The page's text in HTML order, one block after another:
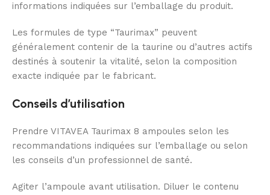
informations indiquées sur l’emballage du produit.
Les formules de type “Taurimax” peuvent
généralement contenir de la taurine ou d’autres actifs
destinés à soutenir la vitalité, selon la composition
exacte indiquée par le fabricant.
Conseils d’utilisation
Prendre VITAVEA Taurimax 8 ampoules selon les
recommandations indiquées sur l’emballage ou selon
les conseils d’un professionnel de santé.
Agiter l’ampoule avant utilisation. Diluer le contenu